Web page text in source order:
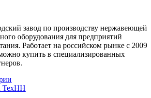
завод по производству нержавеющей
оборудования для предприятий
Работает на российском рынке с 2009
купить в специализированных
ТехНН